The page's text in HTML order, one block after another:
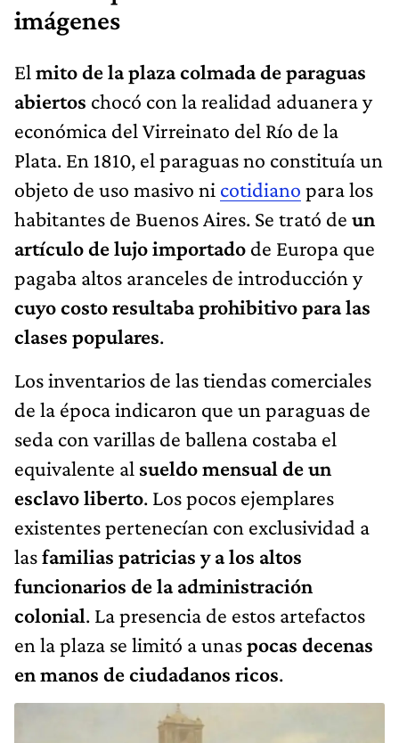
imágenes
El mito de la plaza colmada de paraguas
abiertos chocó con la realidad aduanera y
económica del Virreinato del Río de la
Plata. En 1810, el paraguas no constituía un
objeto de uso masivo ni cotidiano para los
habitantes de Buenos Aires. Se trató de un
artículo de lujo importado de Europa que
pagaba altos aranceles de introducción y
cuyo costo resultaba prohibitivo para las
clases populares.
Los inventarios de las tiendas comerciales
de la época indicaron que un paraguas de
seda con varillas de ballena costaba el
equivalente al sueldo mensual de un
esclavo liberto. Los pocos ejemplares
existentes pertenecían con exclusividad a
lasfamilias patricias y a los altos
funcionarios de la administración
colonial. La presencia de estos artefactos
en la plaza se limitó a unaspocas decenas
en manos de ciudadanos ricos.